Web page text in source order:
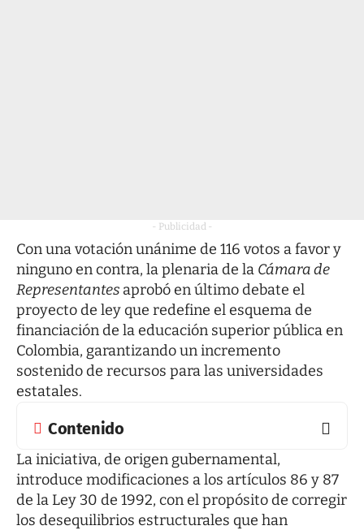
- Publicidad -
Con una votación unánime de 116 votos a favor y
ninguno en contra, la plenaria de la Cámara de
Representantes aprobó en último debate el
proyecto de ley que redefine el esquema de
financiación de la educación superior pública en
Colombia, garantizando un incremento
sostenido de recursos para las universidades
estatales.
Contenido
La iniciativa, de origen gubernamental,
introduce modificaciones a los artículos 86 y 87
de la Ley 30 de 1992, con el propósito de corregir
los desequilibrios estructurales que han